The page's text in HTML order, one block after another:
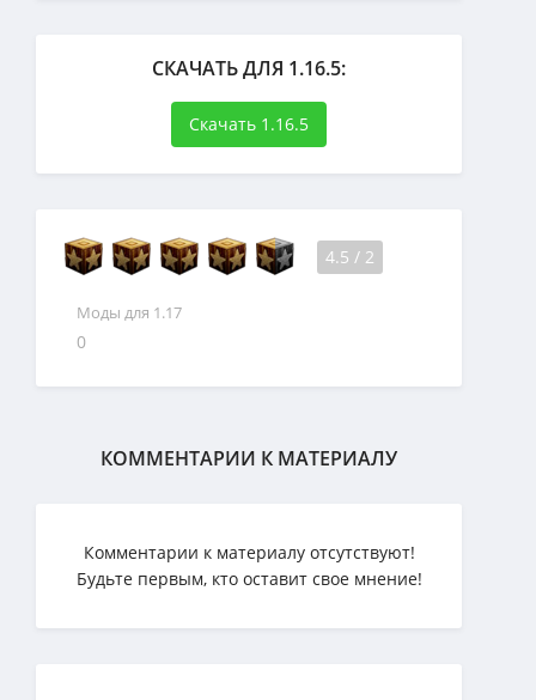
СКАЧАТЬ ДЛЯ 1.16.5:
Скачать 1.16.5
4.5 / 2
Моды для 1.17
0
КОММЕНТАРИИ К МАТЕРИАЛУ
Комментарии к материалу отсутствуют!
Будьте первым, кто оставит свое мнение!